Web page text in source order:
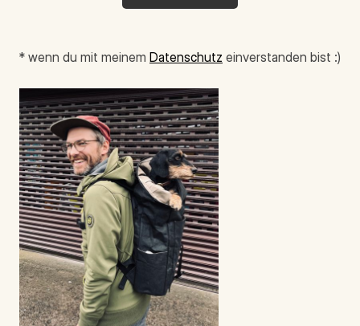
* wenn du mit meinem Datenschutz einverstanden bist :)